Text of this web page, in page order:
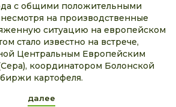
с общими положительными
несмотря на производственные
ситуацию на европейском
стало известно на встрече,
Центральным Европейским
координатором Болонской
биржи картофеля.
далее